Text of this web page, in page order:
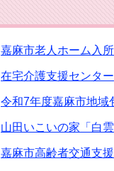
嘉麻市老人ホーム入
在宅介護支援センター
令和7年度嘉麻市地域
山田いこいの家「白
嘉麻市高齢者交通支